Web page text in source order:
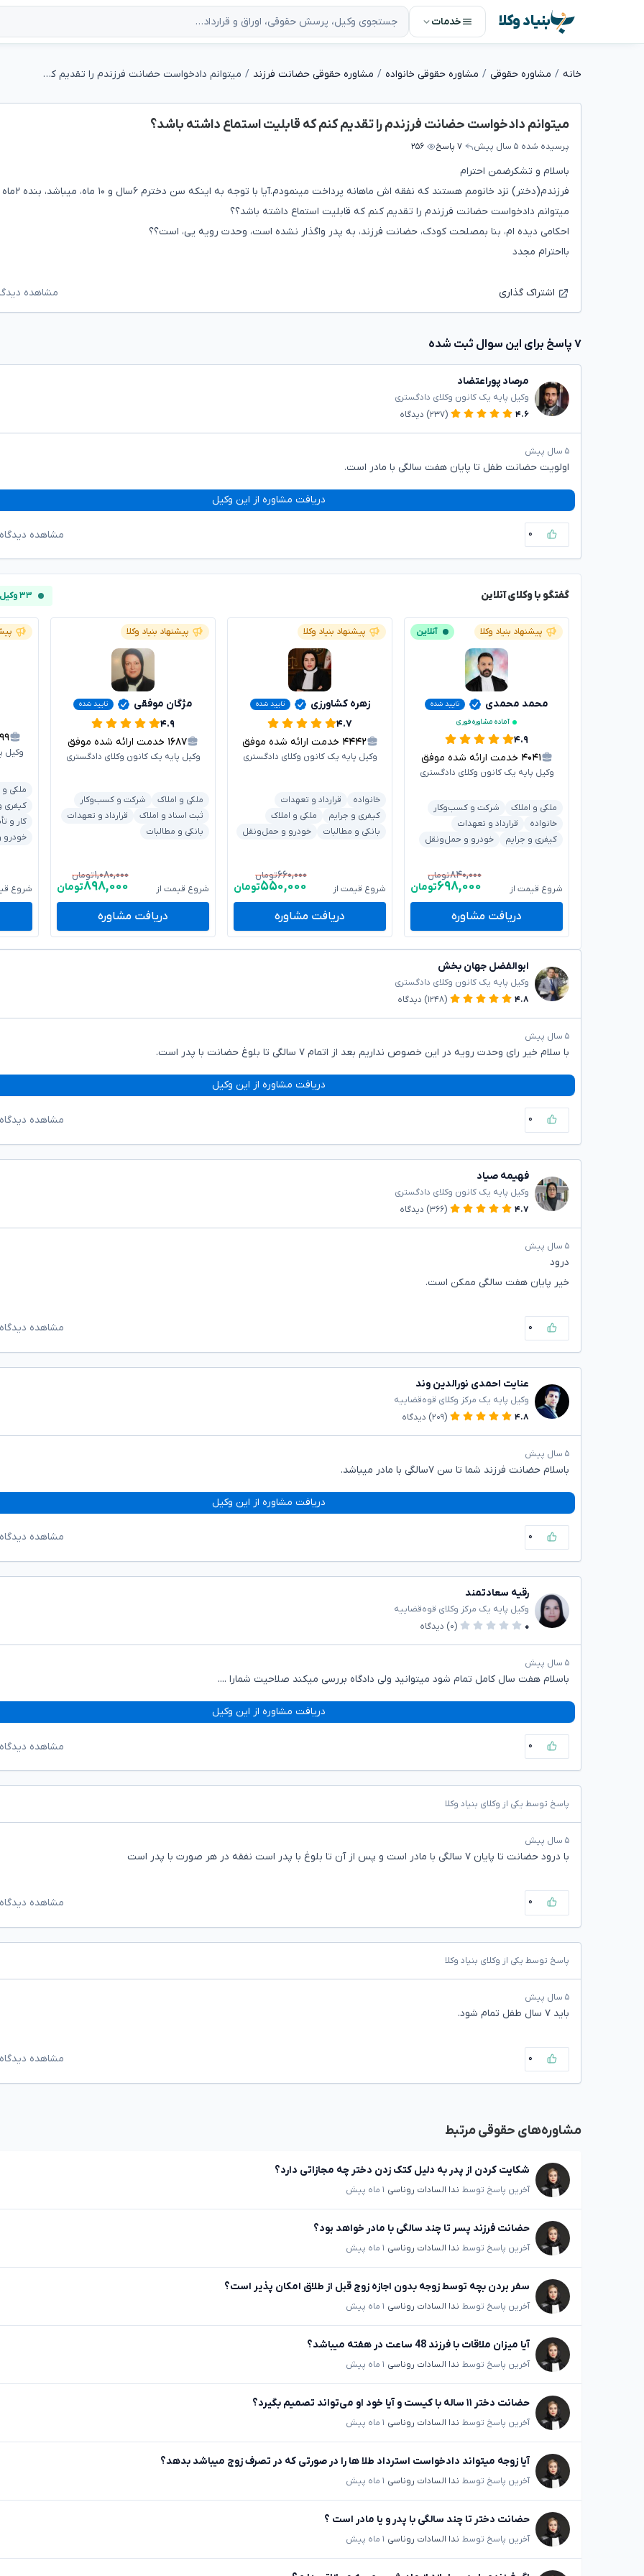
بنیاد وکلا خدمات
خانه مشاوره حقوقی مشاوره حقوقی خانواده مشاوره حقوقی حضانت فرزند میتوانم دادخواست حضانت فرزندم را تقدیم کنم که قابلیت استماع داشته باشد؟
میتوانم دادخواست حضانت فرزندم را تقدیم کنم که قابلیت استماع داشته باشد؟
پرسیده شده ۵ سال پیش ۷ پاسخ ۲۵۶
باسلام و تشکرضمن احترام
فرزندم(دختر) نزد خانومم هستند که نفقه اش ماهانه
میتوانم دادخواست حضانت فرزندم را تقدیم کنم که قابلیت استماع داشته باشد؟؟
احکامی دیده ام، بنا بمصلحت کودک، حضانت فرزند، به پدر واگذار نشده است، وحدت رویه یی، است؟؟
بااحترام مجدد
اشتراک گذاری مشاهده
۷ پاسخ برای این سوال ثبت شده
مرصاد پوراعتضاد
وکیل پایه یک کانون وکلای دادگستری
۴.۶
(۲۳۷) دیدگاه
۵ سال پیش
اولویت حضانت طفل تا پایان هفت سالگی با مادر است.
دریافت مشاوره از این وکیل
۰ مشاهده
گفتگو با وکلای آنلاین ۳۳ وکیل آنلاین
پیشنهاد بنیاد وکلا آنلاین
محمد محمدی
تایید شده
آماده مشاوره فوری
۴.۹
۴۰۴۱ خدمت ارائه شده موفق
وکیل پایه یک کانون وکلای دادگستری
ملکی و املاک
شرکت و کسب‌وکار
خانواده
قرارداد و تعهدات
کیفری و جرایم
خودرو و حمل‌ونقل
شروع قیمت از
۸۴۰,۰۰۰تومان
۶۹۸,۰۰۰تومان
دریافت مشاوره
پیشنهاد بنیاد وکلا
زهره کشاورزی تایید شده
۴.۷
۴۴۴۲ خدمت ارائه شده موفق
وکیل پایه یک کانون وکلای دادگستری
خانواده
قرارداد و تعهدات
کیفری و جرایم
ملکی و املاک
بانکی و مطالبات
خودرو و حمل‌ونقل
شروع قیمت از
۶۶۰,۰۰۰تومان
۵۵۰,۰۰۰تومان
دریافت مشاوره
پیشنهاد بنیاد وکلا
مژگان موفقی تایید شده
۴.۹
۱۶۸۷ خدمت ارائه شده موفق
وکیل پایه یک کانون وکلای دادگستری
ملکی و املاک
شرکت و کسب‌وکار
ثبت اسناد و املاک
قرارداد و تعهدات
بانکی و مطالبات
شروع قیمت از
۱,۰۸۰,۰۰۰تومان
۸۹۸,۰۰۰تومان
دریافت مشاوره
وکیل
ملکی و
کیفری
کار و
خودرو
شروع
ابوالفضل جهان بخش
وکیل پایه یک کانون وکلای دادگستری
۴.۸
(۱۲۴۸) دیدگاه
۵ سال پیش
با سلام خیر رای وحدت رویه در این خصوص نداریم بعد از اتمام ۷ سالگی تا بلوغ حضانت با پدر است.
دریافت مشاوره از این وکیل
۰ مشاهده
فهیمه صیاد
وکیل پایه یک کانون وکلای دادگستری
۴.۷
(۳۶۶) دیدگاه
۵ سال پیش
درود
خیر پایان هفت سالگی ممکن است.
۰ مشاهده
عنایت احمدی نورالدین وند
وکیل پایه یک مرکز وکلای قوه‌قضاییه
۴.۸
(۲۰۹) دیدگاه
۵ سال پیش
باسلام حضانت فرزند شما تا سن ۷سالگی با مادر میباشد.
دریافت مشاوره از این وکیل
۰ مشاهده
رقیه سعادتمند
وکیل پایه یک مرکز وکلای قوه‌قضاییه
۰
(۰) دیدگاه
۵ سال پیش
باسلام هفت سال کامل تمام شود میتوانید ولی دادگاه بررسی میکند صلاحیت شمارا ....
دریافت مشاوره از این وکیل
۰ مشاهده
پاسخ توسط یکی از وکلای بنیاد وکلا
۵ سال پیش
با درود حضانت‌ تا پایان ۷ سالگی با مادر است و پس از آن تا بلوغ با پدر است نفقه در هر صورت با پدر است
۰ مشاهده
پاسخ توسط یکی از وکلای بنیاد وکلا
۵ سال پیش
باید ۷ سال طفل تمام شود.
۰ مشاهده
مشاوره‌های حقوقی مرتبط
شکایت کردن از پدر به دلیل کتک زدن دختر چه مجازاتی دارد؟
آخرین پاسخ توسط ندا السادات روناسی ۱ ماه پیش
حضانت فرزند پسر تا چند سالگی با مادر خواهد بود؟
آخرین پاسخ توسط ندا السادات روناسی ۱ ماه پیش
سفر بردن بچه توسط زوجه بدون اجازه زوج قبل از طلاق امکان پذیر است؟
آخرین پاسخ توسط ندا السادات روناسی ۱ ماه پیش
آیا میزان ملاقات با فرزند 48 ساعت در هفته میباشد؟
آخرین پاسخ توسط ندا السادات روناسی ۱ ماه پیش
حضانت دختر ۱۱ ساله با کیست و آیا خود او می‌تواند تصمیم بگیرد؟
آخرین پاسخ توسط ندا السادات روناسی ۱ ماه پیش
آیا زوجه میتواند دادخواست استرداد طلا ها را در صورتی که در تصرف زوج میباشد بدهد؟
آخرین پاسخ توسط ندا السادات روناسی ۱ ماه پیش
حضانت دختر تا چند سالگی با پدر و یا مادر است ؟
آخرین پاسخ توسط ندا السادات روناسی ۱ ماه پیش